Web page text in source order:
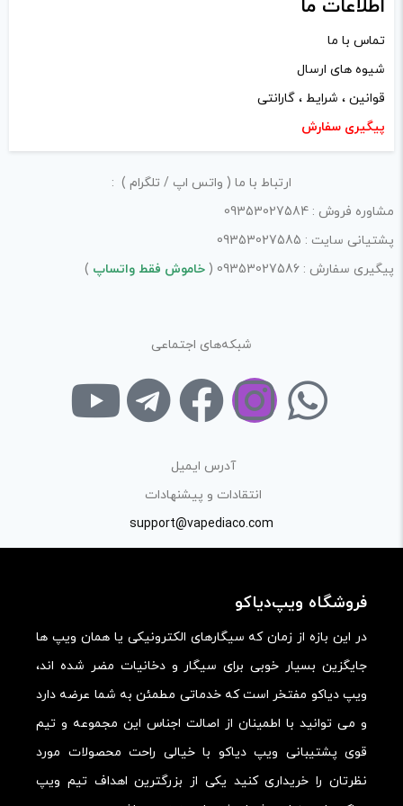
«پرسش و پاسخ» مطرح کنید.
کیفیت ساخت:
کارایی:
ارزش خرید در برابر قیمت:
اطلاعات ما
تماس با ما
شیوه های ارسال
قوانین ، شرایط ، گارانتی
پیگیری سفارش
ارتباط با ما ( واتس اپ / تلگرام ) :
مشاوره فروش : 09353027584
پشتیانی سایت : 09353027585
پیگیری سفارش : 09353027586 (
خاموش فقط واتساپ )
شبکه‌های اجتماعی
آدرس ایمیل
انتقادات و پیشنهادات
support@vapediaco.com
فروشگاه ویپ‌دیاکو
در این بازه از زمان که سیگارهای الکترونیکی یا همان ویپ ها
جایگزین بسیار خوبی برای سیگار و دخانیات مضر شده اند،
ویپ دیاکو مفتخر است که خدماتی مطمئن به شما عرضه دارد
و می توانید با اطمینان از اصالت اجناس این مجموعه و تیم
قوی پشتیبانی ویپ دیاکو با خیالی راحت محصولات مورد
نظرتان را خریداری کنید یکی از بزرگترین اهداف تیم ویپ